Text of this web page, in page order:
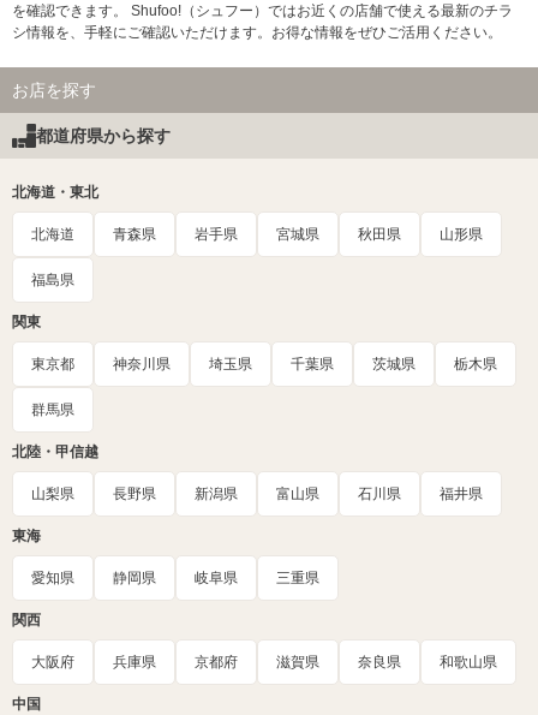
を確認できます。 Shufoo!（シュフー）ではお近くの店舗で使える最新のチラ
シ情報を、手軽にご確認いただけます。お得な情報をぜひご活用ください。
お店を探す
都道府県から探す
北海道・東北
北海道 青森県 岩手県 宮城県 秋田県 山形県
福島県
関東
東京都 神奈川県 埼玉県 千葉県 茨城県 栃木県
群馬県
北陸・甲信越
山梨県 長野県 新潟県 富山県 石川県 福井県
東海
愛知県 静岡県 岐阜県 三重県
関西
大阪府 兵庫県 京都府 滋賀県 奈良県 和歌山県
中国